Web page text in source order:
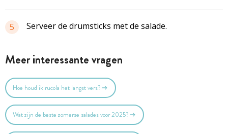
5 Serveer de drumsticks met de salade.
Meer interessante vragen
Hoe houd ik rucola het langst vers?
Wat zijn de beste zomerse salades voor 2025?